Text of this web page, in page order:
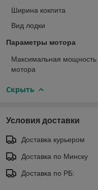
Ширина кокпита
Вид лодки
Параметры мотора
Максимальная мощность
мотора
Скрыть
Условия доставки
Доставка курьером
Доставка по Минску
Доставка по РБ: